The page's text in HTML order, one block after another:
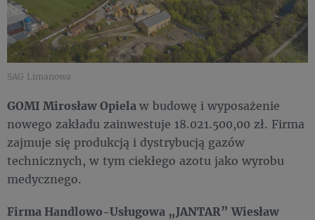
SAG Limanowa
GOMI Mirosław Opiela w budowę i wyposażenie
nowego zakładu zainwestuje 18.021.500,00 zł. Firma
zajmuje się produkcją i dystrybucją gazów
technicznych, w tym ciekłego azotu jako wyrobu
medycznego.
Firma Handlowo-Usługowa „JANTAR” Wiesław